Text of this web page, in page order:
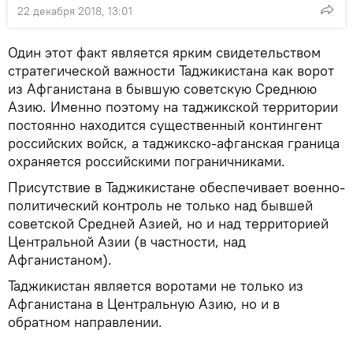
22 декабря 2018, 13:01
Один этот факт является ярким свидетельством
стратегической важности Таджикистана как ворот
из Афганистана в бывшую советскую Среднюю
Азию. Именно поэтому на таджикской территории
постоянно находится существенный контингент
российских войск, а таджикско-афганская граница
охраняется российскими пограничниками.
Присутствие в Таджикистане обеспечивает военно-
политический контроль не только над бывшей
советской Средней Азией, но и над территорией
Центральной Азии (в частности, над
Афганистаном).
Таджикистан является воротами не только из
Афганистана в Центральную Азию, но и в
обратном направлении.